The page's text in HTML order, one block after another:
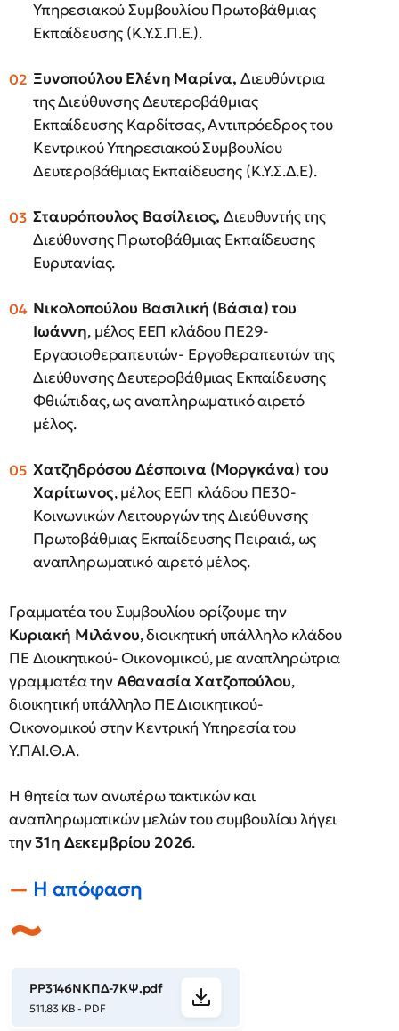
Υπηρεσιακού Συμβουλίου Πρωτοβάθμιας
Εκπαίδευσης (Κ.Υ.Σ.Π.Ε.).
Ξυνοπούλου Ελένη Μαρίνα, Διευθύντρια
της Διεύθυνσης Δευτεροβάθμιας
Εκπαίδευσης Καρδίτσας, Αντιπρόεδρος του
Κεντρικού Υπηρεσιακού Συμβουλίου
Δευτεροβάθμιας Εκπαίδευσης (Κ.Υ.Σ.Δ.Ε).
Σταυρόπουλος Βασίλειος, Διευθυντής της
Διεύθυνσης Πρωτοβάθμιας Εκπαίδευσης
Ευρυτανίας.
Νικολοπούλου Βασιλική (Βάσια) του
Ιωάννη, μέλος ΕΕΠ κλάδου ΠΕ29-
Εργασιοθεραπευτών- Εργοθεραπευτών της
Διεύθυνσης Δευτεροβάθμιας Εκπαίδευσης
Φθιώτιδας, ως αναπληρωματικό αιρετό
μέλος.
Χατζηδρόσου Δέσποινα (Μοργκάνα) του
Χαρίτωνος, μέλος ΕΕΠ κλάδου ΠΕ30-
Κοινωνικών Λειτουργών της Διεύθυνσης
Πρωτοβάθμιας Εκπαίδευσης Πειραιά, ως
αναπληρωματικό αιρετό μέλος.
Γραμματέα του Συμβουλίου ορίζουμε την
Κυριακή Μιλάνου, διοικητική υπάλληλο κλάδου
ΠΕ Διοικητικού- Οικονομικού, με αναπληρώτρια
γραμματέα τηνΑθανασίαΧατζοπούλου,
διοικητική υπάλληλο ΠΕ Διοικητικού-
Οικονομικού στην Κεντρική Υπηρεσία του
Υ.ΠΑΙ.Θ.Α.
Η θητεία των ανωτέρω τακτικών και
αναπληρωματικών μελών του συμβουλίου λήγει
την31η Δεκεμβρίου 2026.
Η απόφαση
ΡΡ3146ΝΚΠΔ-7ΚΨ.pdf
511.83 KB - PDF